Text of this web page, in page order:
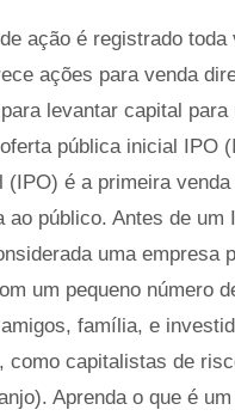
ação é registrado toda
ações para venda
levantar capital para
pública inicial IPO
(IPO) é a primeira
ao público. Antes de um
uma empresa
um pequeno número
família, e
como capitalistas de
Aprenda o que é